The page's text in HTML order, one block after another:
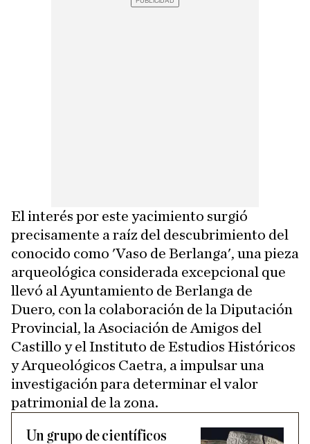
El interés por este yacimiento surgió
precisamente a raíz del descubrimiento del
conocido como 'Vaso de Berlanga', una pieza
arqueológica considerada excepcional que
llevó al Ayuntamiento de Berlanga de
Duero, con la colaboración de la Diputación
Provincial, la Asociación de Amigos del
Castillo y el Instituto de Estudios Históricos
y Arqueológicos Caetra, a impulsar una
investigación para determinar el valor
patrimonial de la zona.
Un grupo de científicos